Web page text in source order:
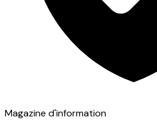
Magazine d'information